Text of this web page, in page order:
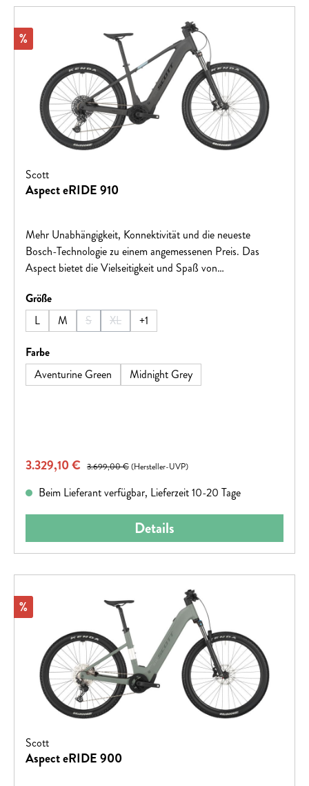
Rabatt
%
Scott
Aspect eRIDE 910
Mehr Unabhängigkeit, Konnektivität und die neueste
Bosch-Technologie zu einem angemessenen Preis. Das
Aspect bietet die Vielseitigkeit und Spaß von
können ohne vorherige Ankündigung geändert werden.
Größeauswählen
L
M S
(Diese Option ist zurzeit nicht verfügbar.)
XL
(Diese Option ist zurzeit nicht verfügbar.)
+1
Farbeauswählen
Aventurine Green
Midnight Grey
Verkaufspreis:
3.329,10 € Regulärer Preis:
3.699,00 €(Hersteller-UVP)
Beim Lieferant verfügbar, Lieferzeit 10-20 Tage
Details
Rabatt
%
Scott
Aspect eRIDE 900